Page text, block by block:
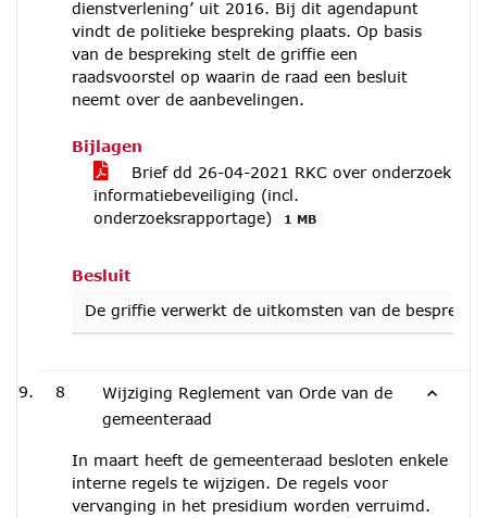
dienstverlening’ uit 2016. Bij dit agendapunt
vindt de politieke bespreking plaats. Op basis
van de bespreking stelt de griffie een
raadsvoorstel op waarin de raad een besluit
neemt over de aanbevelingen.
Bijlagen
Brief dd 26-04-2021 RKC over onderzoek
informatiebeveiliging (incl.
onderzoeksrapportage)
1 MB
Besluit
De griffie verwerkt de uitkomsten van de
8
Wijziging Reglement van Orde van de
gemeenteraad
In maart heeft de gemeenteraad besloten enkele
interne regels te wijzigen. De regels voor
vervanging in het presidium worden verruimd.